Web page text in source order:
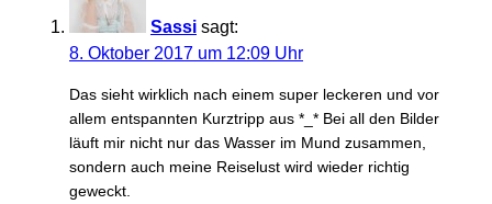
Sassi sagt:
8. Oktober 2017 um 12:09 Uhr
Das sieht wirklich nach einem super leckeren und vor
allem entspannten Kurztripp aus *_* Bei all den Bilder
läuft mir nicht nur das Wasser im Mund zusammen,
sondern auch meine Reiselust wird wieder richtig
geweckt.